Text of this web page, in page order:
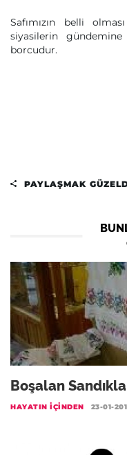
Safımızın belli
siyasilerin gündemine
borcudur.
PAYLAŞMAK
Boşalan
HAYATIN İÇINDEN 23-01-